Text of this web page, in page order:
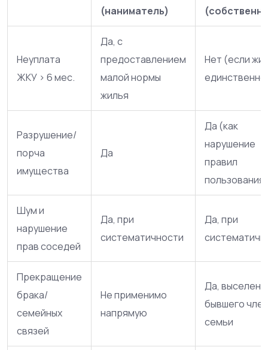
(наниматель)
Неуплата
ЖКУ > 6 мес.
Да, с
предоставлением
малой нормы
жилья
Нет (если
Разрушение/
порча
имущества
Да
Да (как
нарушение
правил
пользования)
Шум и
нарушение
прав соседей
Да, при
систематичности
Да, при
Прекращение
брака/
семейных
связей
Не применимо
напрямую
Да,
бывшего
семьи